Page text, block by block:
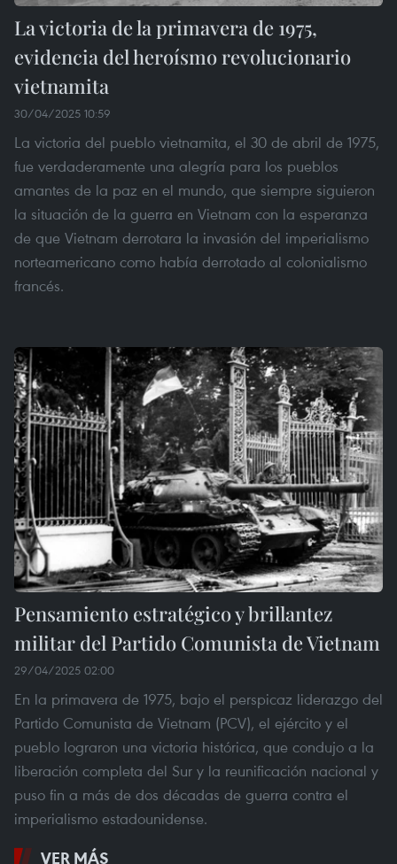
La victoria de la primavera de 1975,
evidencia del heroísmo revolucionario
vietnamita
30/04/2025 10:59
La victoria del pueblo vietnamita, el 30 de abril de 1975,
fue verdaderamente una alegría para los pueblos
amantes de la paz en el mundo, que siempre siguieron
la situación de la guerra en Vietnam con la esperanza
de que Vietnam derrotara la invasión del imperialismo
norteamericano como había derrotado al colonialismo
francés.
Pensamiento estratégico y brillantez
militar del Partido Comunista de Vietnam
29/04/2025 02:00
En la primavera de 1975, bajo el perspicaz liderazgo del
Partido Comunista de Vietnam (PCV), el ejército y el
pueblo lograron una victoria histórica, que condujo a la
liberación completa del Sur y la reunificación nacional y
puso fin a más de dos décadas de guerra contra el
imperialismo estadounidense.
VER MÁS